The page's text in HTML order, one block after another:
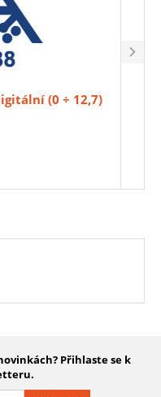
(0 ÷ 12,7)
Přihlaste se k